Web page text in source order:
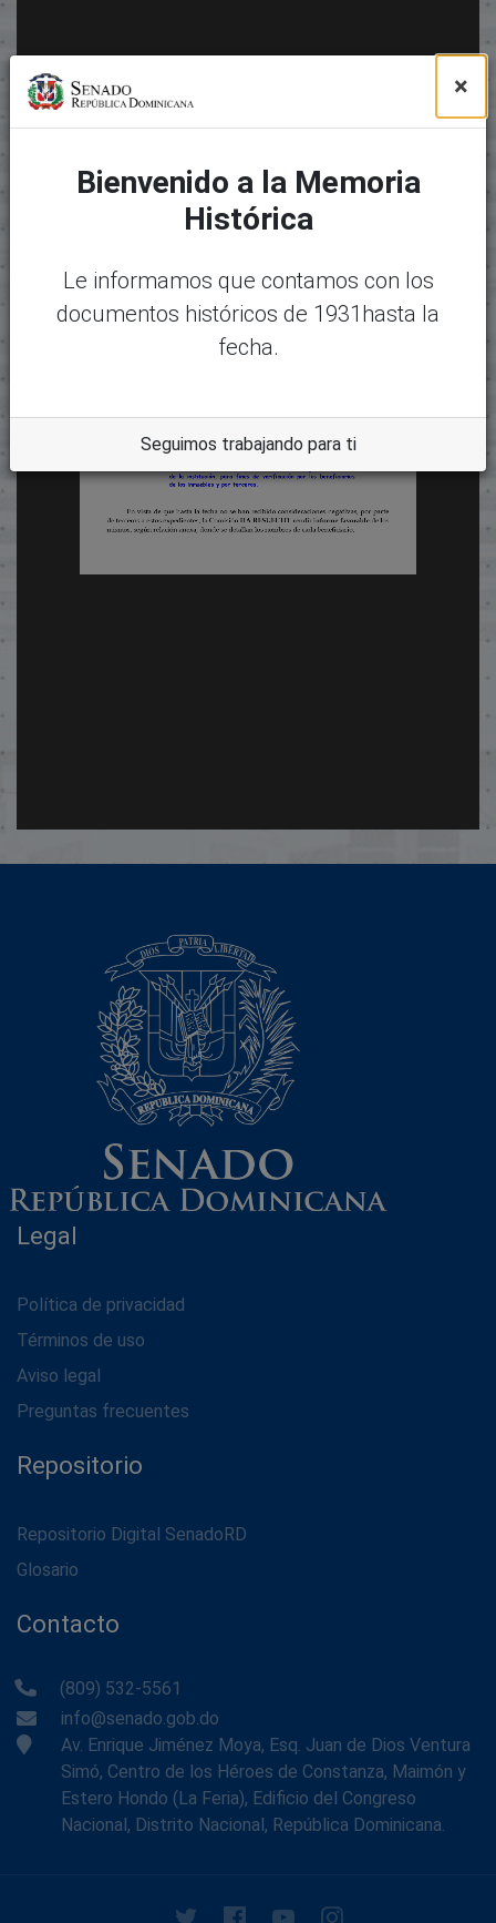
Legal
Política de privacidad
Términos de uso
Aviso legal
Preguntas frecuentes
Repositorio
Repositorio Digital SenadoRD
Glosario
Contacto
(809) 532-5561
info@senado.gob.do
Av. Enrique Jiménez Moya, Esq. Juan de Dios Ventura
Simó, Centro de los Héroes de Constanza, Maimón y
Estero Hondo (La Feria), Edificio del Congreso
Nacional, Distrito Nacional, República Dominicana.
×
Bienvenido a la Memoria
Histórica
Le informamos que contamos con los
documentos históricos de 1931hasta la
fecha.
Seguimos trabajando para ti